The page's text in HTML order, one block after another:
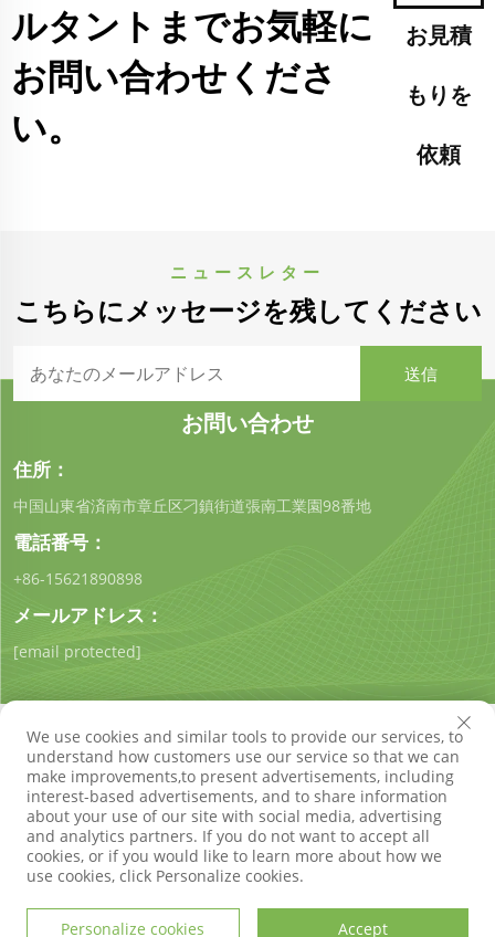
ルタントまでお気軽に
お問い合わせくださ
い。
お見積
もりを
依頼
ニュースレター
こちらにメッセージを残してください
お問い合わせ
住所：
中国山東省済南市章丘区刁鎮街道張南工業園98番地
電話番号：
+86-15621890898
メールアドレス：
[email protected]
著作権 © 山東琪工環保技術有限公司 すべての権利は留保され
ていますプライバシーポリシー ブログ
We use cookies and similar tools to provide our services, to
understand how customers use our service so that we can
make improvements,to present advertisements, including
interest-based advertisements, and to share information
about your use of our site with social media, advertising
and analytics partners. If you do not want to accept all
cookies, or if you would like to learn more about how we
use cookies, click Personalize cookies.
Personalize cookies Accept